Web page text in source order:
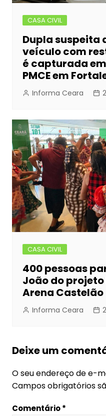
CASA CIVIL
Dupla suspeita
veículo com
é capturada
PMCE em
Informa Ceara
CASA CIVIL
400 pessoas
João do
Arena Castelão
Informa Ceara
Deixe um
O seu endereço de e-
Campos obrigatórios
Comentário*